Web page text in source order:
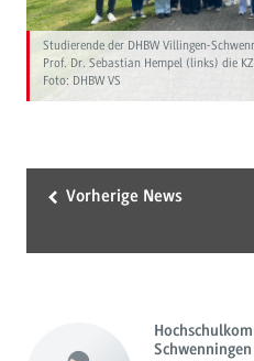
Studierende der DHBW Villingen-
Prof. Dr. Sebastian Hempel (links) die
Foto: DHBW VS
Vorherige News
Schwenningen